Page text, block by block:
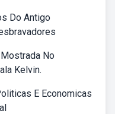
Do Antigo
No
Kelvin.
E Economicas